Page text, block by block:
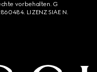
vorbehalten. G
LIZENZ SIAE N.